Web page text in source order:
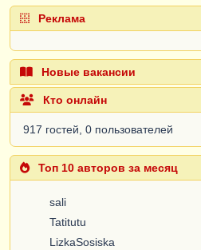
Реклама
Новые вакансии
Кто онлайн
917 гостей, 0 пользователей
Топ 10 авторов за месяц
sali
Tatitutu
LizkaSosiska